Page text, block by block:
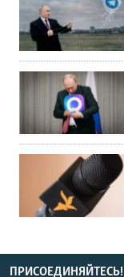
ПРИСОЕДИНЯЙТЕСЬ!